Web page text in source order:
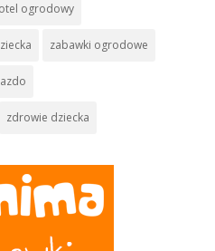
ogrodowy
zabawki ogrodowe
zdrowie dziecka